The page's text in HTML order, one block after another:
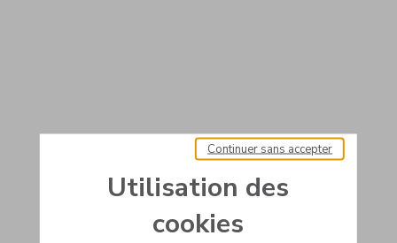
Utilisation des
cookies
Continuer sans accepter